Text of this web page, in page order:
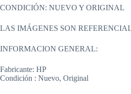
CONDICIÓN: NUEVO Y ORIGINAL
LAS IMÁGENES SON
INFORMACION GENERAL:
Fabricante: HP
Condición : Nuevo, Original